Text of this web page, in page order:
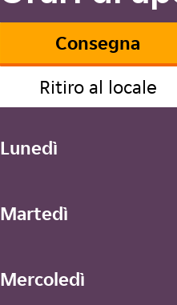
Consegna
Ritiro al locale
Lunedì
Martedì
Mercoledì